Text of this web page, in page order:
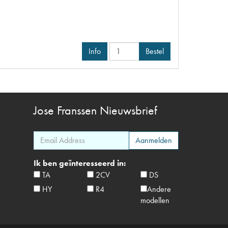
Info
Bestel
Jose Franssen Nieuwsbrief
Ik ben geïnteresseerd in:
TA
2CV
DS
HY
R4
Andere
modellen